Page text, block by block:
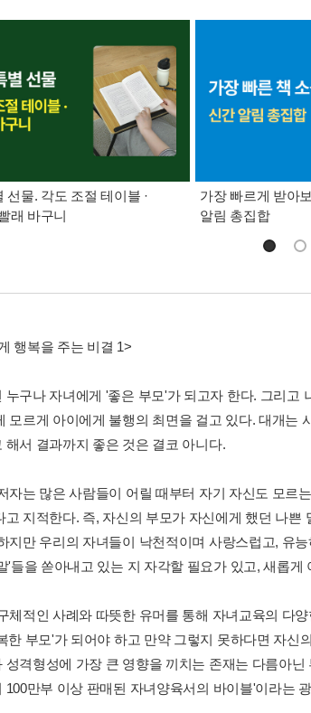
선물. 각도 조절 테이블 ·
래 바구니
가장 빠르게 받아
알림 총집합
행복을 주는 비결 1>
누구나 자녀에게 '좋은 부모'가 되고자 한다. 그리고
모르게 아이에게 불행의 최면을 걸고 있다. 대개는
해서 결과까지 좋은 것은 결코 아니다.
자는 많은 사람들이 어릴 때부터 자기 자신도 모르
고 지적한다. 즉, 자신의 부모가 자신에게 했던 나
지만 우리의 자녀들이 낙천적이며 사랑스럽고, 유
'들을 쏟아내고 있는 지 자각할 필요가 있고, 새롭
체적인 사례와 따뜻한 유머를 통해 자녀교육의 다
한 부모'가 되어야 하고 만약 그렇지 못하다면 자신
성격형성에 가장 큰 영향을 끼치는 존재는 다름아
100만부 이상 판매된 자녀양육서의 바이블'이라는